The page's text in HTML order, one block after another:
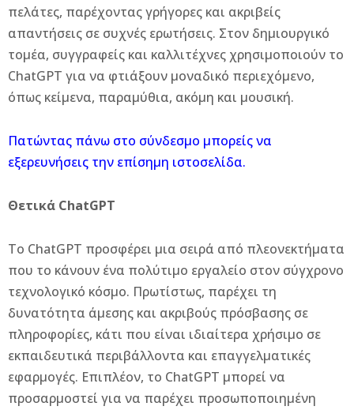
πελάτες, παρέχοντας γρήγορες και ακριβείς
απαντήσεις σε συχνές ερωτήσεις. Στον δημιουργικό
τομέα, συγγραφείς και καλλιτέχνες χρησιμοποιούν το
ChatGPT για να φτιάξουν μοναδικό περιεχόμενο,
όπως κείμενα, παραμύθια, ακόμη και μουσική.
Πατώντας πάνω στο σύνδεσμο μπορείς να
εξερευνήσεις την επίσημη ιστοσελίδα.
Θετικά ChatGPT
Το ChatGPT προσφέρει μια σειρά από πλεονεκτήματα
που το κάνουν ένα πολύτιμο εργαλείο στον σύγχρονο
τεχνολογικό κόσμο. Πρωτίστως, παρέχει τη
δυνατότητα άμεσης και ακριβούς πρόσβασης σε
πληροφορίες, κάτι που είναι ιδιαίτερα χρήσιμο σε
εκπαιδευτικά περιβάλλοντα και επαγγελματικές
εφαρμογές. Επιπλέον, το ChatGPT μπορεί να
προσαρμοστεί για να παρέχει προσωποποιημένη